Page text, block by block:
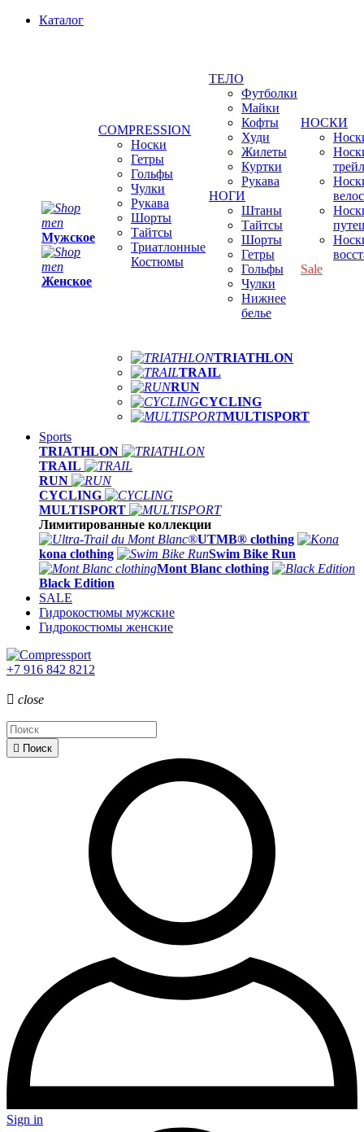
Каталог
Мужское
Женское
COMPRESSION
Носки
Гетры
Гольфы
Чулки
Рукава
Шорты
Тайтсы
Триатлонные
Костюмы
ТЕЛО
Футболки
Майки
Кофты
Худи
Жилеты
Куртки
Рукава
НОГИ
Штаны
Тайтсы
Шорты
Гетры
Гольфы
Чулки
Нижнее
белье
НОСКИ
Sale
TRIATHLON
TRAIL
RUN
CYCLING
MULTISPORT
Sports
TRIATHLON
TRAIL
RUN
CYCLING
MULTISPORT
Лимитированные коллекции
UTMB® clothing
kona clothing
Swim Bike Run
Mont Blanc clothing
Black Edition
SALE
Гидрокостюмы мужские
Гидрокостюмы женские
+7 916 842 8212
 close
 Поиск
Sign in